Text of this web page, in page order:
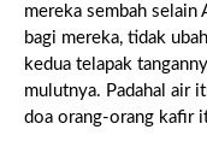
mereka sembah selain
bagi mereka, tidak
kedua telapak
mulutnya. Padahal air
doa orang-orang kafir